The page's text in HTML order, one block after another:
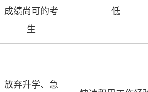
成绩尚可的考
生
低
放弃升学、急